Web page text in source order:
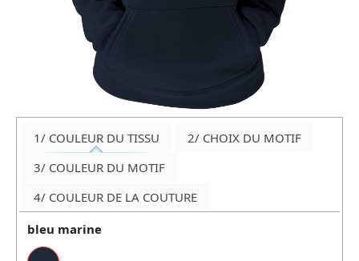
1/ COULEUR DU TISSU
2/ CHOIX DU MOTIF
3/ COULEUR DU MOTIF
4/ COULEUR DE LA COUTURE
bleu marine